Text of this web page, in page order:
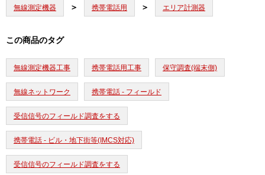
無線測定機器 携帯電話用 エリア計測器
この商品のタグ
無線測定機器工事 携帯電話用工事 保守調査(端末側)
無線ネットワーク 携帯電話 - フィールド
受信信号のフィールド調査をする
携帯電話 - ビル・地下街等(IMCS対応)
受信信号のフィールド調査をする